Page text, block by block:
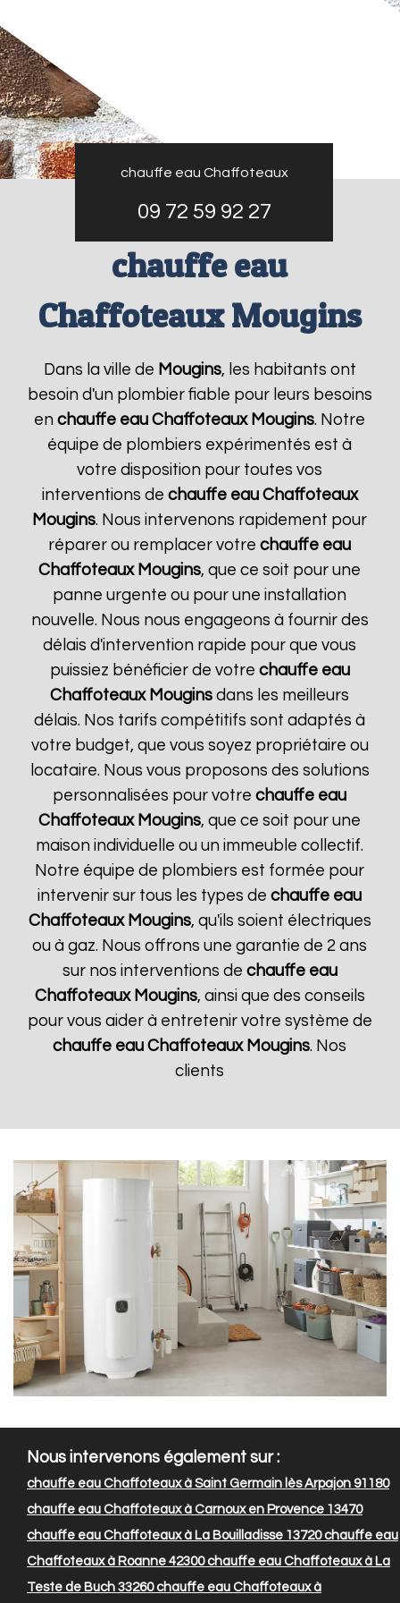
chauffe eau Chaffoteaux
09 72 59 92 27
chauffe eau
Chaffoteaux Mougins
Dans la ville de Mougins, les habitants ont
besoin d'un plombier fiable pour leurs besoins
enchauffe eau Chaffoteaux Mougins. Notre
équipe de plombiers expérimentés est à
votre disposition pour toutes vos
interventions de chauffe eau Chaffoteaux
Mougins. Nous intervenons rapidement pour
réparer ou remplacer votrechauffe eau
Chaffoteaux Mougins, que ce soit pour une
panne urgente ou pour une installation
nouvelle. Nous nous engageons à fournir des
délais d'intervention rapide pour que vous
puissiez bénéficier de votre chauffe eau
Chaffoteaux Mougins dans les meilleurs
délais. Nos tarifs compétitifs sont adaptés à
votre budget, que vous soyez propriétaire ou
locataire. Nous vous proposons des solutions
personnalisées pour votrechauffe eau
Chaffoteaux Mougins, que ce soit pour une
maison individuelle ou un immeuble collectif.
Notre équipe de plombiers est formée pour
intervenir sur tous les types dechauffe eau
Chaffoteaux Mougins, qu'ils soient électriques
ou à gaz. Nous offrons une garantie de 2 ans
sur nos interventions de chauffe eau
Chaffoteaux Mougins, ainsi que des conseils
pour vous aider à entretenir votre système de
chauffe eau Chaffoteaux Mougins. Nos
clients
Nous intervenons également sur :
chauffe eau Chaffoteaux à Saint Germain lès Arpajon 91180
chauffe eau Chaffoteaux à Carnoux en Provence 13470
chauffe eau Chaffoteaux à La Bouilladisse 13720chauffe eau
Chaffoteaux à Roanne 42300chauffe eau Chaffoteaux à La
Teste de Buch 33260chauffe eau Chaffoteaux à